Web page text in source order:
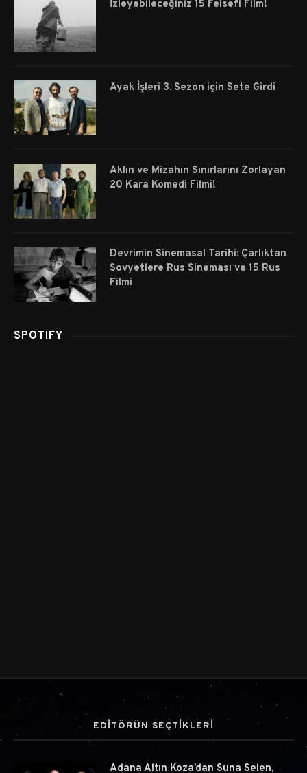
İzleyebileceğiniz 15 Felsefi Film!
Ayak İşleri 3. Sezon için Sete Girdi
Aklın ve Mizahın Sınırlarını Zorlayan
20 Kara Komedi Filmi!
Devrimin Sinemasal Tarihi: Çarlıktan
Sovyetlere Rus Sineması ve 15 Rus
Filmi
SPOTIFY
EDİTÖRÜN SEÇTİKLERİ
Adana Altın Koza’dan Suna Selen,